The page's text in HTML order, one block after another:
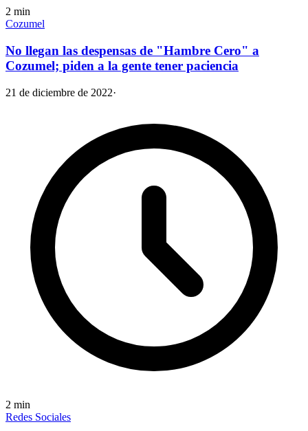
2 min
Cozumel
No llegan las despensas de "Hambre Cero" a
Cozumel; piden a la gente tener paciencia
21 de diciembre de 2022·
2 min
Redes Sociales